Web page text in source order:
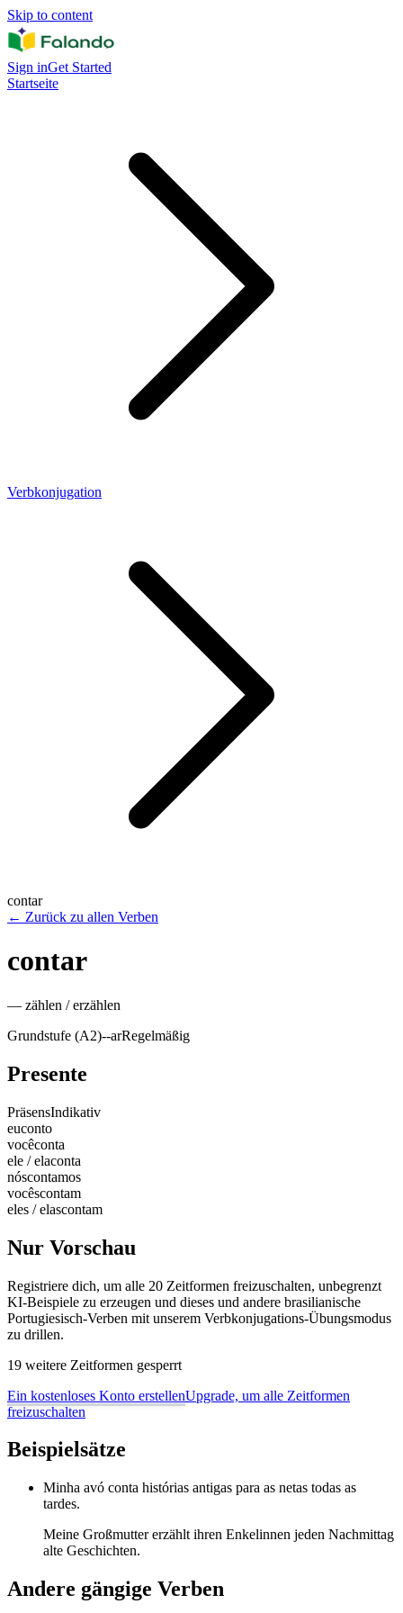
Skip to content
Sign inGet Started
Startseite
Verbkonjugation
contar
← Zurück zu allen Verben
contar
— zählen / erzählen
Grundstufe (A2)--arRegelmäßig
Presente
PräsensIndikativ
euconto
vocêconta
ele / elaconta
nóscontamos
vocêscontam
eles / elascontam
Nur Vorschau
Registriere dich, um alle 20 Zeitformen freizuschalten, unbegrenzt
KI-Beispiele zu erzeugen und dieses und andere brasilianische
Portugiesisch-Verben mit unserem Verbkonjugations-Übungsmodus
zu drillen.
19 weitere Zeitformen gesperrt
Ein kostenloses Konto erstellenUpgrade, um alle Zeitformen
freizuschalten
Beispielsätze
Minha avó conta histórias antigas para as netas todas as
tardes.
Meine Großmutter erzählt ihren Enkelinnen jeden Nachmittag
alte Geschichten.
Andere gängige Verben